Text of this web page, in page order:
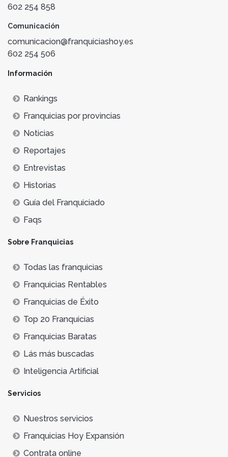
602 254 858
Comunicación
comunicacion@franquiciashoy.es
602 254 506
Información
Rankings
Franquicias por provincias
Noticias
Reportajes
Entrevistas
Historias
Guía del Franquiciado
Faqs
Sobre Franquicias
Todas las franquicias
Franquicias Rentables
Franquicias de Éxito
Top 20 Franquicias
Franquicias Baratas
Lás más buscadas
Inteligencia Artificial
Servicios
Nuestros servicios
Franquicias Hoy Expansión
Contrata online